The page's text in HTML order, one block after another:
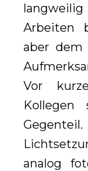
Arbeiten
aber dem
Vor
analog